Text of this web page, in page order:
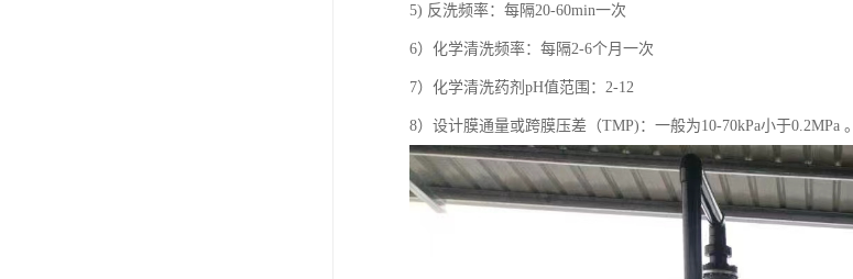
5) 反洗频率：每隔20-60min一次
6）化学清洗频率：每隔2-6个月一次
7）化学清洗药剂pH值范围：2-12
8）设计膜通量或跨膜压差（TMP)：一般为10-70kPa小于0.2MPa 。